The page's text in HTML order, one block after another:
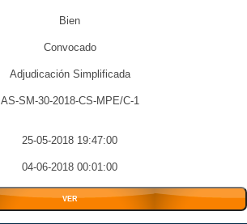
Bien
Convocado
Adjudicación Simplificada
AS-SM-30-2018-CS-MPE/C-1
25-05-2018 19:47:00
04-06-2018 00:01:00
VER